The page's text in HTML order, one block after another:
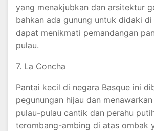
yang menakjubkan dan arsitektur
bahkan ada gunung untuk didaki di
dapat menikmati pemandangan
pulau.
7. La Concha
Pantai kecil di negara Basque ini
pegunungan hijau dan
pulau-pulau cantik dan perahu
terombang-ambing di atas ombak